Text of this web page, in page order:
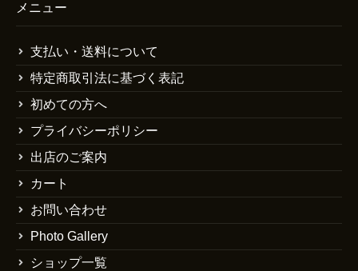
メニュー
支払い・送料について
特定商取引法に基づく表記
初めての方へ
プライバシーポリシー
出店のご案内
カート
お問い合わせ
Photo Gallery
ショップ一覧